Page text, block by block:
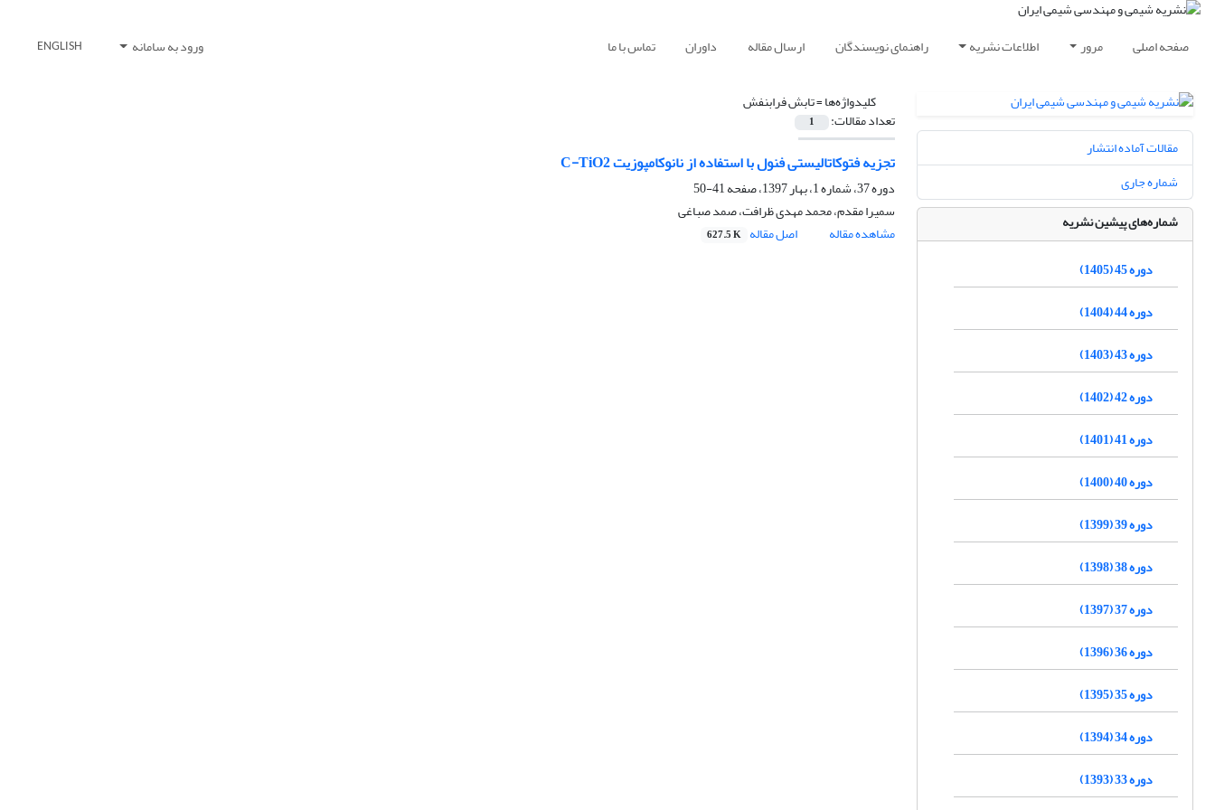
صفحه اصلی مرور اطلاعات نشریه راهنمای نویسندگان ارسال مقاله داوران تماس با ما ورود به سامانه ENGLISH
کلیدواژه‌ها =تابش فرابنفش
تعداد مقالات: 1
تجزیه فتوکاتالیستی فنول با استفاده از نانوکامپوزیت C-TiO2
دوره 37، شماره 1، بهار 1397، صفحه
41-50
سمیرا مقدم، محمد مهدی ظرافت، صمد صباغی
مشاهده مقاله
اصل مقاله 627.5 K
مقالات آماده انتشار
شماره جاری
شماره‌های پیشین نشریه
دوره 45 (1405)
دوره 44 (1404)
دوره 43 (1403)
دوره 42 (1402)
دوره 41 (1401)
دوره 40 (1400)
دوره 39 (1399)
دوره 38 (1398)
دوره 37 (1397)
دوره 36 (1396)
دوره 35 (1395)
دوره 34 (1394)
دوره 33 (1393)